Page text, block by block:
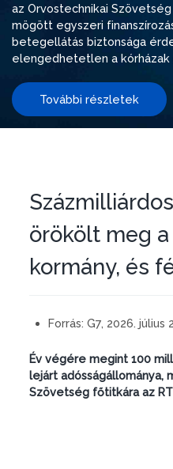
az Orvostechnikai
mögött egyszeri
betegellátás biztonsága
elengedhetetlen a kórházak
További részletek
örökölt meg
kormány, és
Forrás: G7, 2026. július
Év végére megint 100
lejárt adósságállománya,
Szövetség főtitkára az